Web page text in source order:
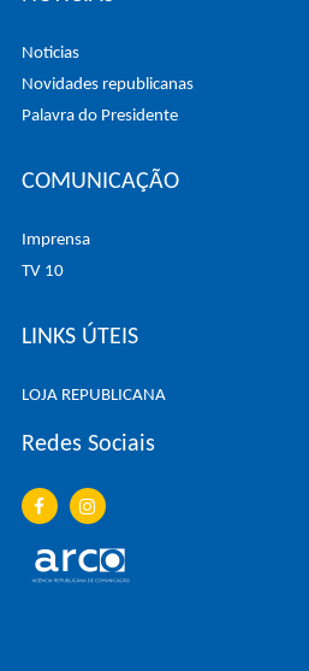
Noticias
Novidades republicanas
Palavra do Presidente
COMUNICAÇÃO
Imprensa
TV 10
LINKS ÚTEIS
LOJA REPUBLICANA
Redes Sociais